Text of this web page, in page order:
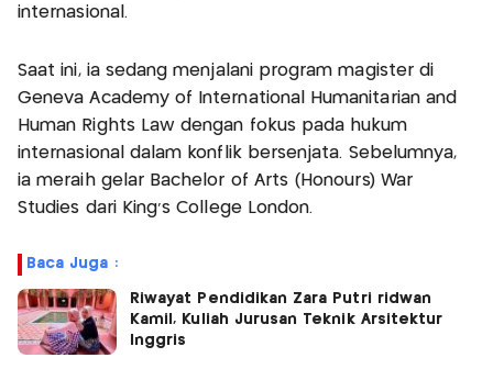
internasional.
Saat ini, ia sedang menjalani program magister di
Geneva Academy of International Humanitarian and
Human Rights Law dengan fokus pada hukum
internasional dalam konflik bersenjata. Sebelumnya,
ia meraih gelar Bachelor of Arts (Honours) War
Studies dari King’s College London.
Baca Juga :
Riwayat Pendidikan Zara Putri ridwan
Kamil, Kuliah Jurusan Teknik Arsitektur
Inggris